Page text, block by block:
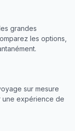
grandes
les options,
sur mesure
une expérience de